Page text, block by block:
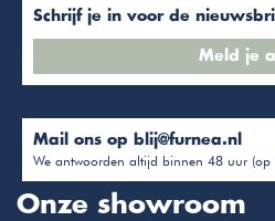
Schrijf je in voor de
Meld je
Mail ons op blij@furnea.nl
We antwoorden altijd binnen 48 uur (op
Onze showroom